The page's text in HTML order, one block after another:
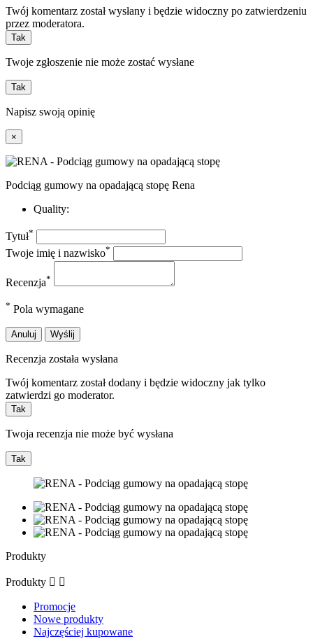
Twój komentarz został wysłany i będzie widoczny po zatwierdzeniu
przez moderatora.
Tak
Twoje zgłoszenie nie może zostać wysłane
Tak
Napisz swoją opinię
×
Podciąg gumowy na opadającą stopę Rena
Quality:
Tytuł*
Twoje imię i nazwisko*
Recenzja*
* Pola wymagane
Anuluj Wyślij
Recenzja została wysłana
Twój komentarz został dodany i będzie widoczny jak tylko
zatwierdzi go moderator.
Tak
Twoja recenzja nie może być wysłana
Tak
Produkty
Produkty  
Promocje
Nowe produkty
Najczęściej kupowane